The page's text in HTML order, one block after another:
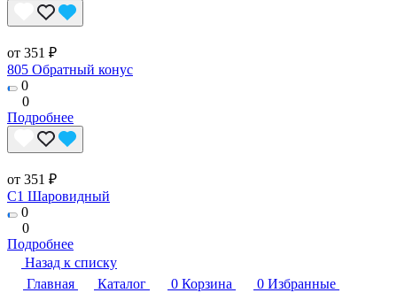
от 351 ₽
805 Обратный конус
0
0
Подробнее
от 351 ₽
C1 Шаровидный
0
0
Подробнее
Назад к списку
Главная
Каталог 0 Корзина 0 Избранные